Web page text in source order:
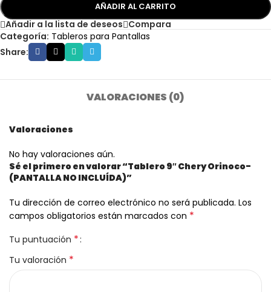
AÑADIR AL CARRITO
Añadir a la lista de deseos Compara
Categoría: Tableros para Pantallas
Share:
VALORACIONES (0)
Valoraciones
No hay valoraciones aún.
Sé el primero en valorar “Tablero 9″ Chery Orinoco-
(PANTALLA NO INCLUÍDA)”
Tu dirección de correo electrónico no será publicada. Los
campos obligatorios están marcados con *
Tu puntuación *
Tu valoración *